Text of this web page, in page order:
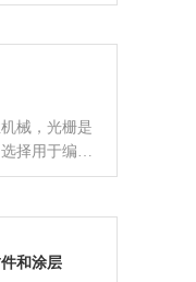
负载和扭矩
定义是当孔
械，光栅是
择用于编码
使用寿命的
和涂层